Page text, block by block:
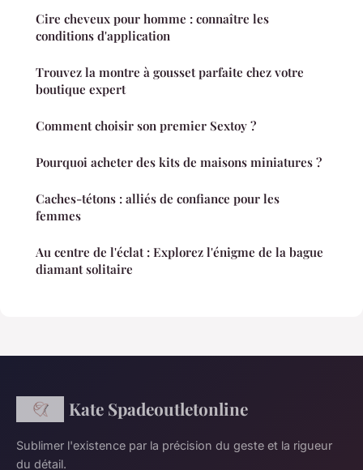
Cire cheveux pour homme : connaître les
conditions d'application
Trouvez la montre à gousset parfaite chez votre
boutique expert
Comment choisir son premier Sextoy ?
Pourquoi acheter des kits de maisons miniatures ?
Caches-tétons : alliés de confiance pour les
femmes
Au centre de l'éclat : Explorez l'énigme de la bague
diamant solitaire
Kate Spadeoutletonline
Sublimer l'existence par la précision du geste et la rigueur
du détail.